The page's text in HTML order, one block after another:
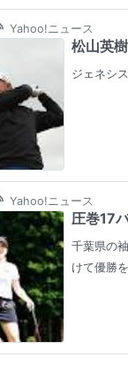
Yahoo!ニュース
松山英
ジェネシ
Yahoo!ニュース
圧巻17
千葉県の
けて優勝